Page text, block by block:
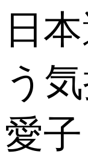
日
う
愛